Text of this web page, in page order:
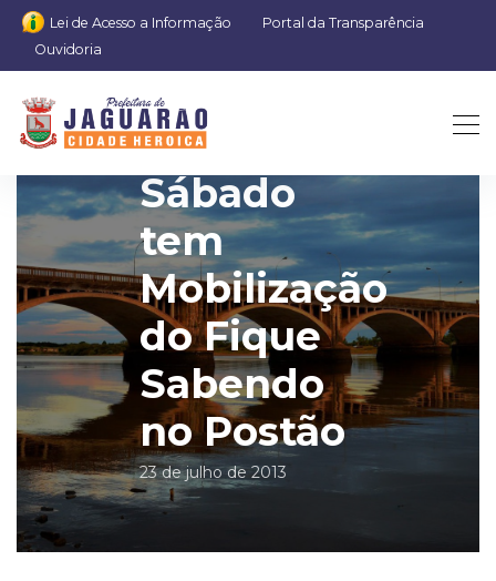
Lei de Acesso a Informação
Portal da Transparência
Ouvidoria
Sábado
tem
Mobilização
do Fique
Sabendo
no Postão
23 de julho de 2013